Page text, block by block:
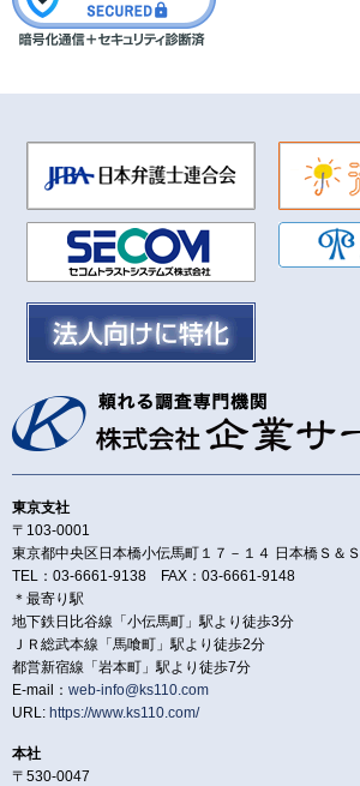
東京支社
〒103-0001
東京都中央区日本橋小伝馬町１７－１４ 日本橋Ｓ＆
TEL：03-6661-9138 FAX：03-6661-9148
＊最寄り駅
地下鉄日比谷線「小伝馬町」駅より徒歩3分
ＪＲ総武本線「馬喰町」駅より徒歩2分
都営新宿線「岩本町」駅より徒歩7分
E-mail： web-info@ks110.com
URL: https://www.ks110.com/
本社
〒530-0047